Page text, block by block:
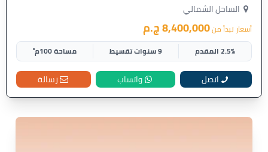
الساحل الشمالي
أسعار تبدأ من8,400,000 ج.م
2.5% المقدم 9 سنوات تقسيط مساحة 100م²
اتصل واتساب رسالة